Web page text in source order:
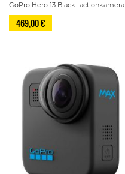
GoPro Hero 13 Black -actionkamera
469,00 €